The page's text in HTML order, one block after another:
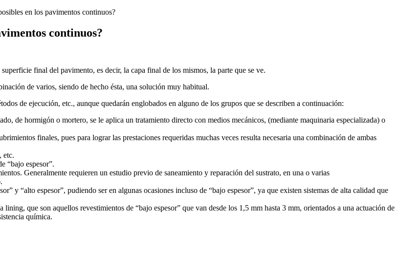
en los pavimentos continuos?
continuos?
final del pavimento, es decir, la capa final de los mismos, la parte que se ve.
de varios, siendo de hecho ésta, una solución muy habitual.
de ejecución, etc., aunque quedarán englobados en alguno de los grupos que se describen a continuación:
de hormigón o mortero, se le aplica un tratamiento directo con medios mecánicos, (mediante maquinaria especializada) o
finales, pues para lograr las prestaciones requeridas muchas veces resulta necesaria una combinación de ambas
etc.
“bajo espesor”.
Generalmente requieren un estudio previo de saneamiento y reparación del sustrato, en una o varias
y “alto espesor”, pudiendo ser en algunas ocasiones incluso de “bajo espesor”, ya que existen sistemas de alta calidad que
que son aquellos revestimientos de “bajo espesor” que van desde los 1,5 mm hasta 3 mm, orientados a una actuación de
química.